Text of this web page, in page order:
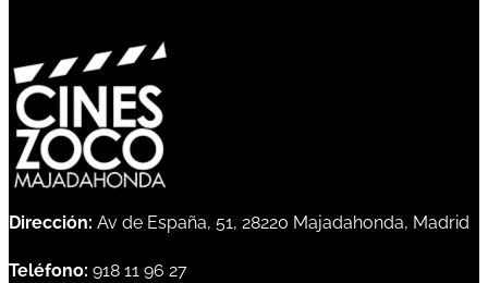
Dirección: Av de España, 51, 28220 Majadahonda, Madrid
Teléfono: 918 11 96 27